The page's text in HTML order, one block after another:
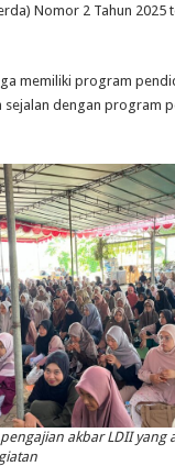
Nomor 2 Tahun 2025
memiliki program
sejalan dengan program
akbar LDII yang